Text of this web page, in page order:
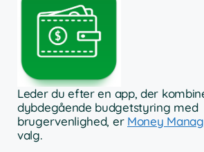
Leder du efter en app, der
dybdegående budgetstyring med
brugervenlighed, er Money
valg.